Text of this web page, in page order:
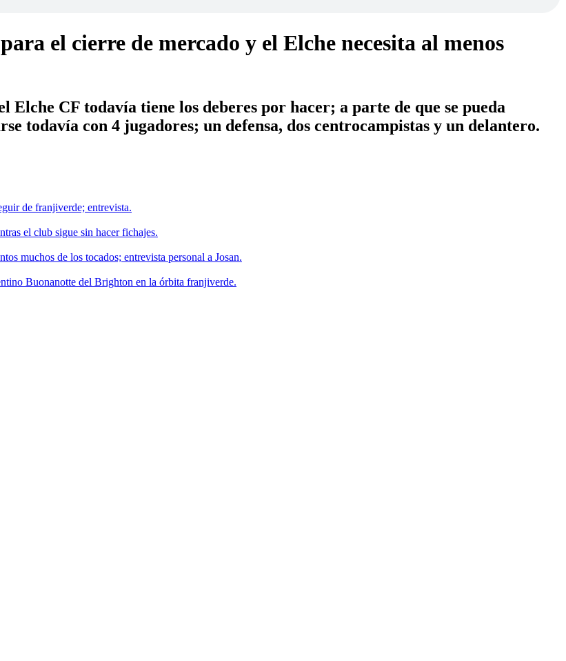
el cierre de mercado y el Elche necesita al menos
CF todavía tiene los deberes por hacer; a parte de que se pueda
todavía con 4 jugadores; un defensa, dos centrocampistas y un delantero.
de franjiverde; entrevista.
el club sigue sin hacer fichajes.
muchos de los tocados; entrevista personal a Josan.
Buonanotte del Brighton en la órbita franjiverde.